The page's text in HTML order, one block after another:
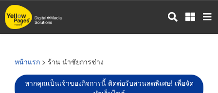
ข้าม
ไป
หน้าแรก > ร้าน นำชัยการช่าง
หากคุณเป็นเจ้าของกิจการนี้ ติดต่อรับส่วนลดพิเศษ! เพื่อจัด